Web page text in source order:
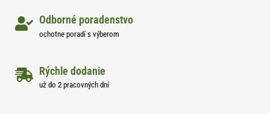
Odborné poradenstvo
ochotne poradí s výberom
Rýchle dodanie
už do 2 pracovných dní